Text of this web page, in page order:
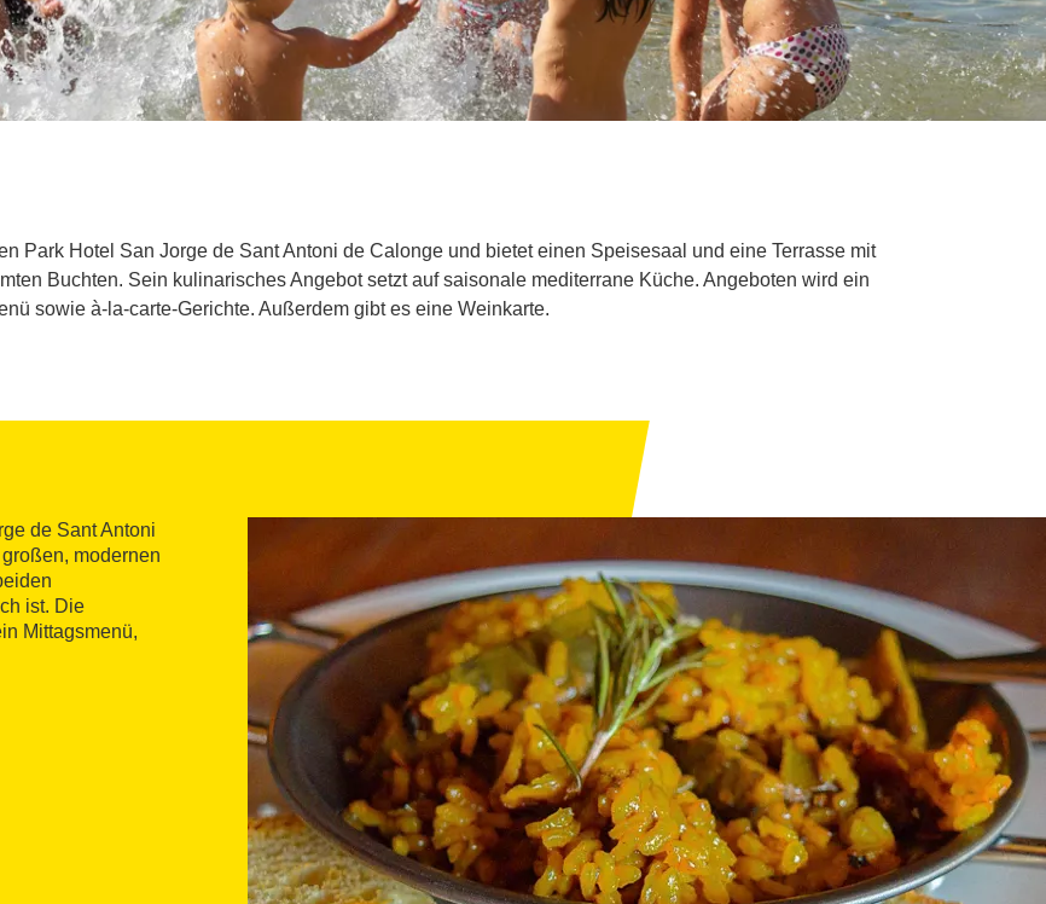
Park Hotel San Jorge de Sant Antoni de Calonge und bietet einen Speisesaal und eine Terrasse mit
Buchten. Sein kulinarisches Angebot setzt auf saisonale mediterrane Küche. Angeboten wird ein
sowie à-la-carte-Gerichte. Außerdem gibt es eine Weinkarte.
de Sant Antoni
modernen
ist. Die
Mittagsmenü,